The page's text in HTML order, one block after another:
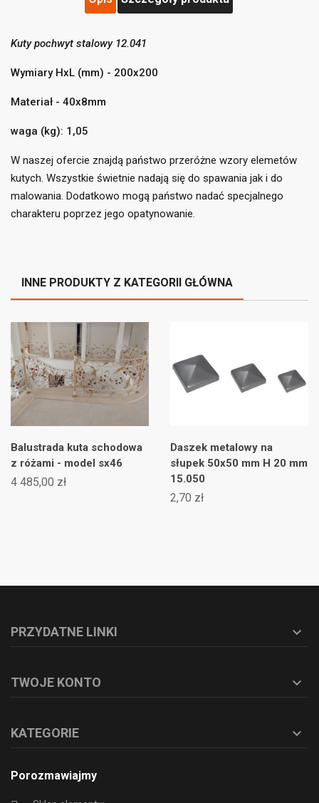
((label))
((cancelText))
Zaloguj się
Musisz być zalogowany by zapisać produkty na swojej
((cancelText)) ((loginText))
Kuty pochwyt stalowy 12.041
Wymiary HxL (mm) - 200x200
Materiał - 40x8mm
waga (kg): 1,05
W naszej ofercie znajdą państwo przeróżne wzory elemetów
kutych. Wszystkie świetnie nadają się do spawania jak i do
malowania. Dodatkowo mogą państwo nadać specjalnego
charakteru poprzez jego opatynowanie.
INNE PRODUKTY Z KATEGORII GŁÓWNA
Balustrada kuta schodowa
z różami - model sx46
4 485,00 zł
Daszek metalowy na
słupek 50x50 mm H 20 mm
15.050
2,70 zł
PRZYDATNE LINKI 
TWOJE KONTO 
KATEGORIE 
Porozmawiajmy